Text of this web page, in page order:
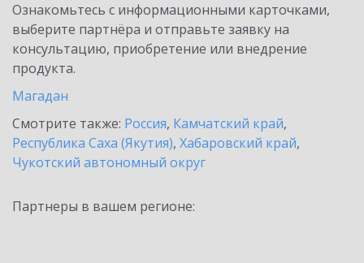
Ознакомьтесь с информационными карточками,
выберите партнёра и отправьте заявку на
консультацию, приобретение или внедрение
продукта.
Магадан
Смотрите также: Россия, Камчатский край,
Республика Саха (Якутия), Хабаровский край,
Чукотский автономный округ
Партнеры в вашем регионе: